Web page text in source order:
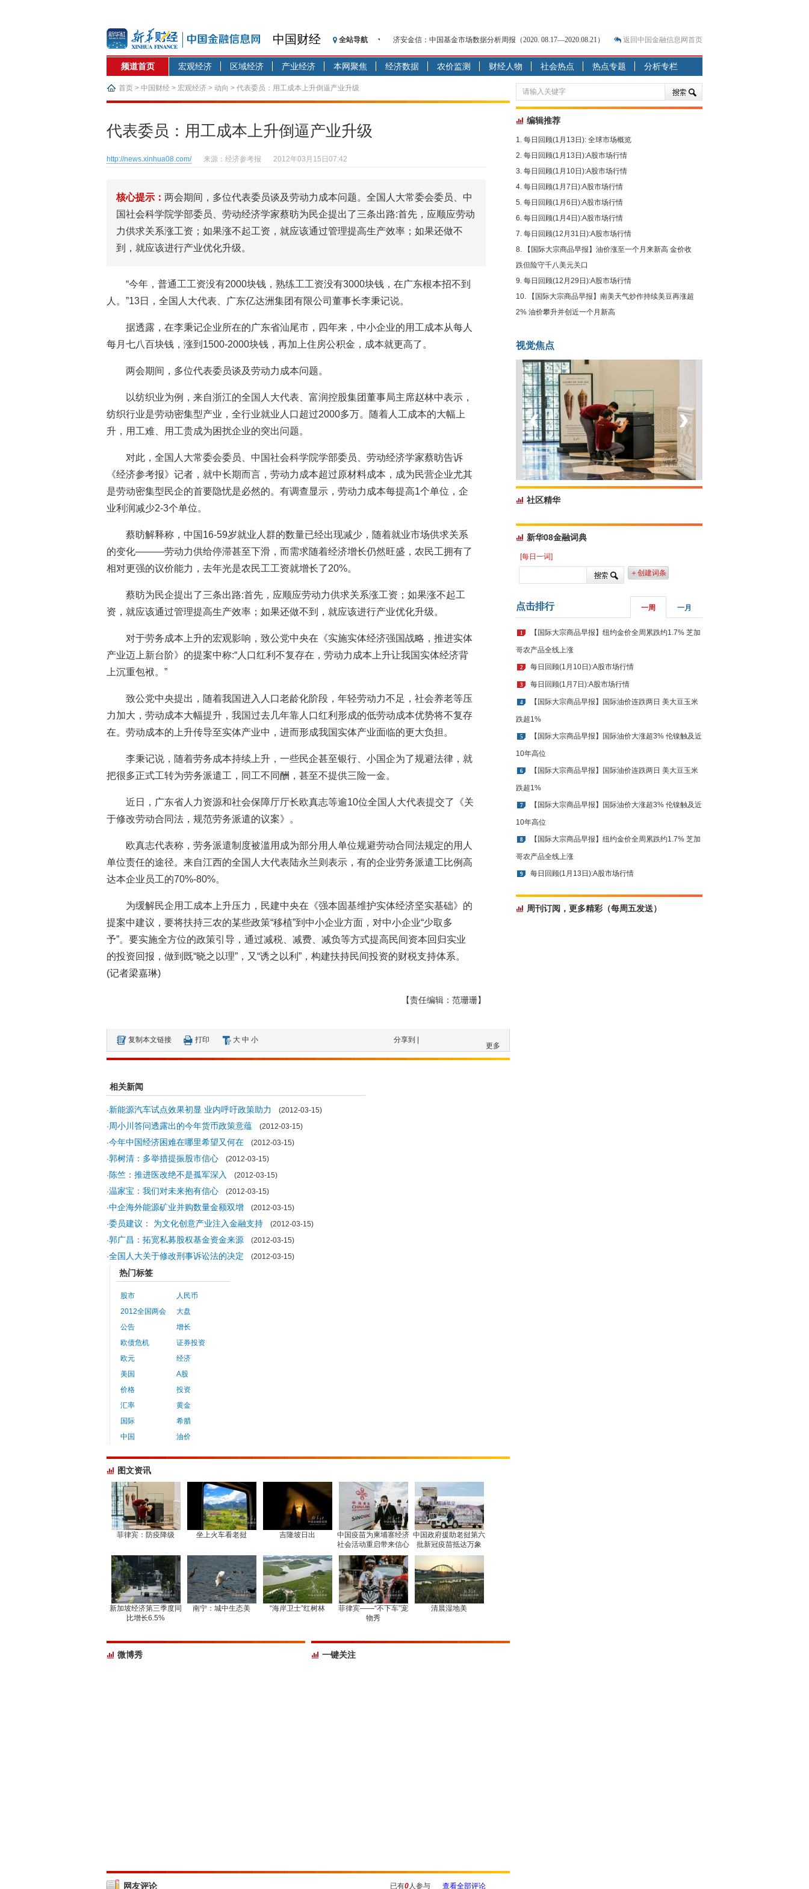
中国财经 全站导航
【见·闻】疫情下，新加坡旅游业步履维艰
记者手记：疫情下的香港零售业如何浴火重生？
【见·闻】疫情下一家香港传统零售商的转型突围之旅
济安金信：中国基金市场数据分析周报（2020. 07.27—2020.07.31）
【新华财经调查】同业存单、结构性存款玩起“跷跷板” 结构性失衡藏
央行公开市场净投放300亿元 短端资金利率明显下行
基本面及股市双轮冲击 债市回调十年期债表现最弱
沥青期货连续两日涨逾3% 沪银及两粕涨势喜人
恒生聚源：北斗收官之星发射成功，全产业链解析
济安金信：中国基金市场数据分析周报（2020. 08.17—2020.08.21）
返回中国金融信息网首页
频道首页 宏观经济 区域经济 产业经济 本网聚焦 经济数据 农价监测 财经人物 社会热点 热点专题 分析专栏
首页 > 中国财经 > 宏观经济 > 动向 > 代表委员：用工成本上升倒逼产业升级
代表委员：用工成本上升倒逼产业升级
http://news.xinhua08.com/ 来源：经济参考报 2012年03月15日07:42
核心提示： 两会期间，多位代表委员谈及劳动力成本问题。全国人大常委会委员、中
国社会科学院学部委员、劳动经济学家蔡昉为民企提出了三条出路:首先，应顺应劳动
力供求关系涨工资；如果涨不起工资，就应该通过管理提高生产效率；如果还做不
到，就应该进行产业优化升级。
“今年，普通工工资没有2000块钱，熟练工工资没有3000块钱，在广东根本招不到
人。”13日，全国人大代表、广东亿达洲集团有限公司董事长李秉记说。
据透露，在李秉记企业所在的广东省汕尾市，四年来，中小企业的用工成本从每人
每月七八百块钱，涨到1500-2000块钱，再加上住房公积金，成本就更高了。
两会期间，多位代表委员谈及劳动力成本问题。
以纺织业为例，来自浙江的全国人大代表、富润控股集团董事局主席赵林中表示，
纺织行业是劳动密集型产业，全行业就业人口超过2000多万。随着人工成本的大幅上
升，用工难、用工贵成为困扰企业的突出问题。
对此，全国人大常委会委员、中国社会科学院学部委员、劳动经济学家蔡昉告诉
《经济参考报》记者，就中长期而言，劳动力成本超过原材料成本，成为民营企业尤其
是劳动密集型民企的首要隐忧是必然的。有调查显示，劳动力成本每提高1个单位，企
业利润减少2-3个单位。
蔡昉解释称，中国16-59岁就业人群的数量已经出现减少，随着就业市场供求关系
的变化———劳动力供给停滞甚至下滑，而需求随着经济增长仍然旺盛，农民工拥有了
相对更强的议价能力，去年光是农民工工资就增长了20%。
蔡昉为民企提出了三条出路:首先，应顺应劳动力供求关系涨工资；如果涨不起工
资，就应该通过管理提高生产效率；如果还做不到，就应该进行产业优化升级。
对于劳务成本上升的宏观影响，致公党中央在《实施实体经济强国战略，推进实体
产业迈上新台阶》的提案中称:“人口红利不复存在，劳动力成本上升让我国实体经济背
上沉重包袱。”
致公党中央提出，随着我国进入人口老龄化阶段，年轻劳动力不足，社会养老等压
力加大，劳动成本大幅提升，我国过去几年靠人口红利形成的低劳动成本优势将不复存
在。劳动成本的上升传导至实体产业中，进而形成我国实体产业面临的更大负担。
李秉记说，随着劳务成本持续上升，一些民企甚至银行、小国企为了规避法律，就
把很多正式工转为劳务派遣工，同工不同酬，甚至不提供三险一金。
近日，广东省人力资源和社会保障厅厅长欧真志等逾10位全国人大代表提交了《关
于修改劳动合同法，规范劳务派遣的议案》。
欧真志代表称，劳务派遣制度被滥用成为部分用人单位规避劳动合同法规定的用人
单位责任的途径。来自江西的全国人大代表陆永兰则表示，有的企业劳务派遣工比例高
达本企业员工的70%-80%。
为缓解民企用工成本上升压力，民建中央在《强本固基维护实体经济坚实基础》的
提案中建议，要将扶持三农的某些政策“移植”到中小企业方面，对中小企业“少取多
予”。要实施全方位的政策引导，通过减税、减费、减负等方式提高民间资本回归实业
的投资回报，做到既“晓之以理”，又“诱之以利”，构建扶持民间投资的财税支持体系。
(记者梁嘉琳)
【责任编辑：范珊珊】
复制本文链接 打印 大 中 小 分享到 |
更多
相关新闻
·新能源汽车试点效果初显 业内呼吁政策助力
(2012-03-15)
· 周小川答问透露出的今年货币政策意蕴 (2012-03-15)
·今年中国经济困难在哪里希望又何在 (2012-03-15)
·郭树清：多举措提振股市信心 (2012-03-15)
· 陈竺：推进医改绝不是孤军深入
(2012-03-15)
·温家宝：我们对未来抱有信心 (2012-03-15)
·中企海外能源矿业并购数量金额双增 (2012-03-15)
·委员建议： 为文化创意产业注入金融支持 (2012-03-15)
·郭广昌：拓宽私募股权基金资金来源 (2012-03-15)
·全国人大关于修改刑事诉讼法的决定 (2012-03-15)
热门标签
股市
2012全国两会
公告
欧债危机
欧元
美国
价格
汇率
国际
中国
人民币
大盘
增长
证券投资
经济
A股
投资
黄金
希腊
油价
图文资讯
菲律宾：防疫降级 坐上火车看老挝 吉隆坡日出
中国疫苗为柬埔寨经济
社会活动重启带来信心
中国政府援助老挝第六
批新冠疫苗抵达万象
新加坡经济第三季度同
比增长6.5%
南宁：城中生态美 “海岸卫士”红树林
菲律宾——“不下车”宠
物秀
清晨湿地美
微博秀 一键关注
网友评论 已有0人参与 查看全部评论
编辑推荐
每日回顾(1月13日): 全球市场概览
每日回顾(1月13日):A股市场行情
每日回顾(1月10日):A股市场行情
每日回顾(1月7日):A股市场行情
每日回顾(1月6日):A股市场行情
每日回顾(1月4日):A股市场行情
每日回顾(12月31日):A股市场行情
【国际大宗商品早报】油价涨至一个月来新高 金价收
跌但险守千八美元关口
每日回顾(12月29日):A股市场行情
【国际大宗商品早报】南美天气炒作持续美豆再涨超
2% 油价攀升并创近一个月新高
视觉焦点
坐上火车看老挝
‹ ›
社区精华
新华08金融词典
[每日一词]
＋创建词条
点击排行 一周 一月
1 【国际大宗商品早报】纽约金价全周累跌约1.7% 芝加
哥农产品全线上涨
2 每日回顾(1月10日):A股市场行情
3 每日回顾(1月7日):A股市场行情
4 【国际大宗商品早报】国际油价连跌两日 美大豆玉米
跌超1%
5 【国际大宗商品早报】国际油价大涨超3% 伦镍触及近
10年高位
6 【国际大宗商品早报】国际油价连跌两日 美大豆玉米
跌超1%
7 【国际大宗商品早报】国际油价大涨超3% 伦镍触及近
10年高位
8 【国际大宗商品早报】纽约金价全周累跌约1.7% 芝加
哥农产品全线上涨
9 每日回顾(1月13日):A股市场行情
周刊订阅，更多精彩（每周五发送）